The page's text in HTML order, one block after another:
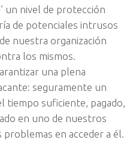
un nivel de protección
de potenciales intrusos
nuestra organización
los mismos.
una plena
seguramente un
tiempo suficiente, pagado,
en uno de nuestros
en acceder a él.